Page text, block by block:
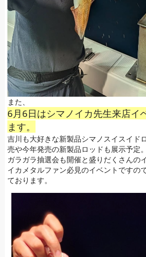
また、
6月6日はシマノイカ先生来店イ
ます。
吉川も大好きな新製品シマノスイスイド
売や今年発売の新製品ロッドも展示予定。
ガラガラ抽選会も開催と盛りだくさんの
イカメタルファン必見のイベントですの
ております。